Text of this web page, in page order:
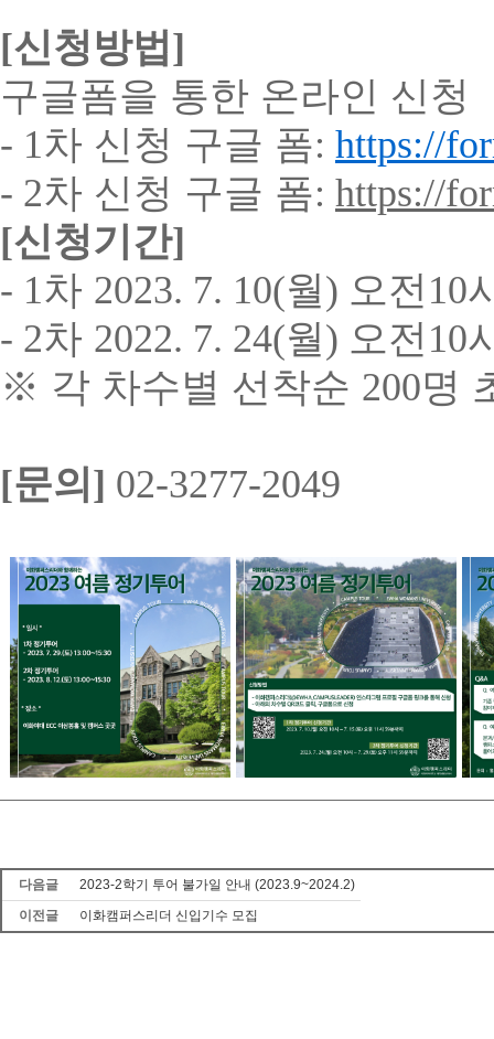
[신청방법]
구글폼을 통한 온라인 신청
- 1차 신청 구글 폼: https://
- 2차 신청 구글 폼: https://
[신청기간]
- 1차 2023. 7. 10(월) 오전 10
- 2차 2022. 7. 24(월) 오전 10
※ 각 차수별 선착순 200명
[문의 ] 02-3277-2049
다음글
2023-2학기 투어 불가일 안내 (2023.9~2024.2)
이전글
이화캠퍼스리더 신입기수 모집